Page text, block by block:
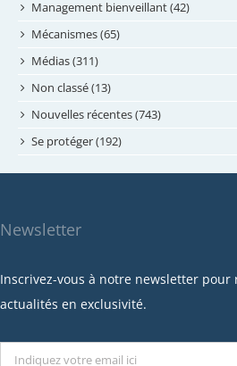
avril 2024
février 2024
janvier 2024
novembre 2023
octobre 2023
septembre 2023
mars 2023
janvier 2023
décembre 2022
octobre 2022
Management bienveillant (42)
Mécanismes (65)
Médias (311)
Non classé (13)
Nouvelles récentes (743)
Se protéger (192)
Newsletter
Inscrivez-vous à notre newsletter pour
actualités en exclusivité.